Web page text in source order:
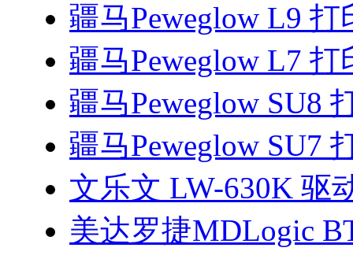
疆马Peweglow L9
疆马Peweglow L7
疆马Peweglow SU8
疆马Peweglow SU7
文乐文 LW-630K 驱
美达罗捷MDLogic